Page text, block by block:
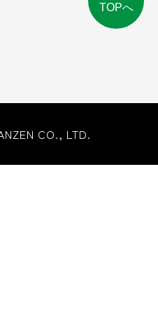
CO., LTD.
TOPへ